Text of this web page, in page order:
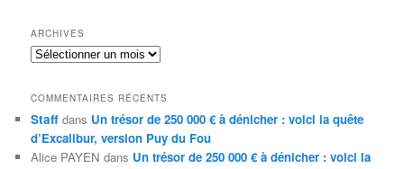
ARCHIVES
Archives
COMMENTAIRES RÉCENTS
Staff dans Un trésor de 250 000 € à dénicher : voici la quête
d’Excalibur, version Puy du Fou
Alice PAYEN dans Un trésor de 250 000 € à dénicher : voici la